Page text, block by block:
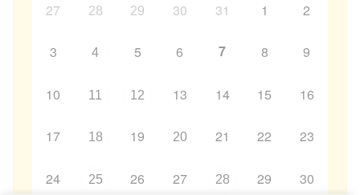
27
28 29 30 31 1 2
3 4 5 6 7 8 9
10 11 12 13 14 15 16
17 18 19 20 21 22 23
24 25 26 27 28 29 30